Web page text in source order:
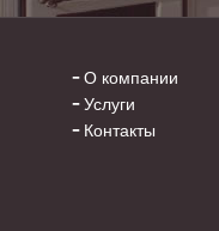
О компании
Услуги
Контакты